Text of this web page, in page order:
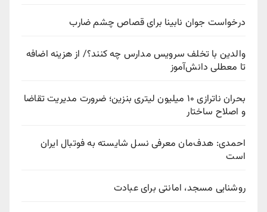
درخواست جوان نابینا برای قصاص چشم ضارب
والدین با تخلف سرویس مدارس چه کنند؟/ از هزینه اضافه
تا معطلی دانش‌آموز
بحران ناترازی ۱۰ میلیون لیتری بنزین؛ ضرورت مدیریت تقاضا
و اصلاح ساختار
احمدی: هدف‌مان معرفی نسل شایسته به فوتبال ایران
است
روشنایی مسجد، امانتی برای عبادت